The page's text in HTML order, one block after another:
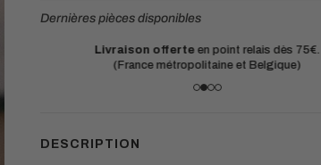
Dernières pièces disponibles
Matières européennes durables.
Chaque pièce est conçue pour durer
DESCRIPTION